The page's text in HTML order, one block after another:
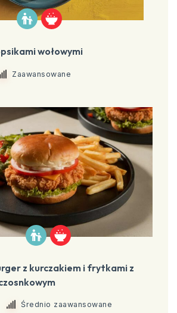
wołowymi
Zaawansowane
z kurczakiem i frytkami z
Średnio zaawansowane